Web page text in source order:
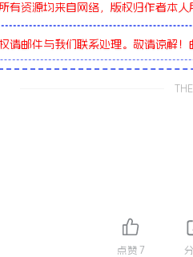
有资源均来自网络，版权归作者本
请邮件与我们联系处理。敬请谅解！
点赞 7